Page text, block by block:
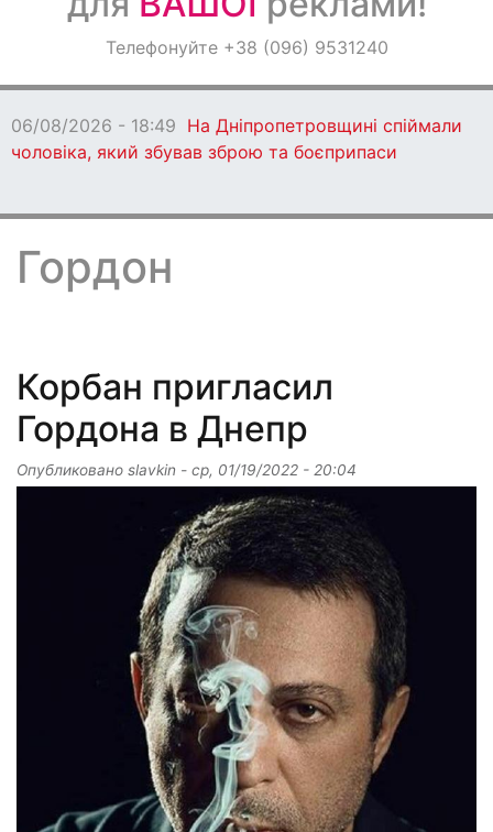
ОголошенняТелефонуйте +38 (096) 9531240
06/08/2026 - 18:49 На Дніпропетровщині спіймали
чоловіка, який збував зброю та боєприпаси
Гордон
Корбан пригласил
Гордона в Днепр
Опубликовано slavkin - ср, 01/19/2022 - 20:04